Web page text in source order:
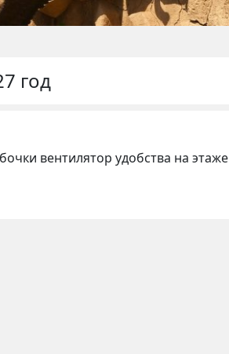
год
вентилятор удобства на этаже